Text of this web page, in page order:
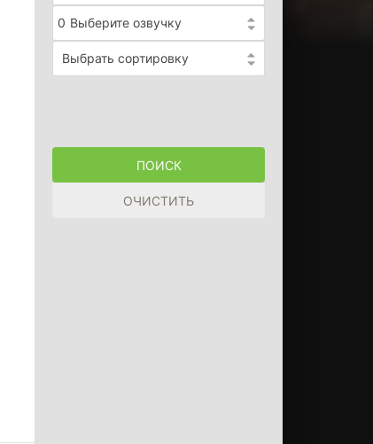
0 Выберите озвучку
Выбрать сортировку